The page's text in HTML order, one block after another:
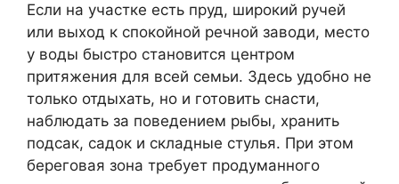
Если на участке есть пруд, широкий ручей
или выход к спокойной речной заводи, место
у воды быстро становится центром
притяжения для всей семьи. Здесь удобно не
только отдыхать, но и готовить снасти,
наблюдать за поведением рыбы, хранить
подсак, садок и складные стулья. При этом
береговая зона требует продуманного